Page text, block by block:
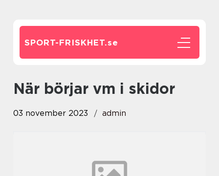
SPORT-FRISKHET.se
när börjar vm i skidor
03 november 2023 admin